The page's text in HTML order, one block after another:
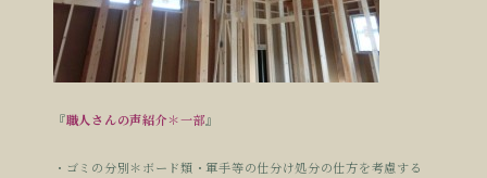
『職人さんの声紹介＊一部』
・ゴミの分別＊ボード類・軍手等の仕分け処分の仕方を考慮する